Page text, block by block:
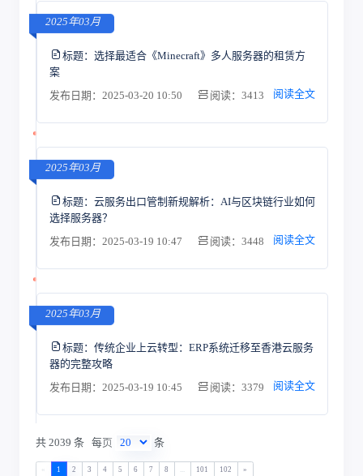
2025年03月
标题： 选择最适合《Minecraft》多人服务器的租赁方
案
发布日期：2025-03-20 10:50
阅读：3413 阅读全文
2025年03月
标题： 云服务出口管制新规解析：AI与区块链行业如何
选择服务器？
发布日期：2025-03-19 10:47
阅读：3448 阅读全文
2025年03月
标题： 传统企业上云转型：ERP系统迁移至香港云服务
器的完整攻略
发布日期：2025-03-19 10:45
阅读：3379 阅读全文
共 2039 条 每页 条
1 2 3 4 5 6 7 8 101 102 »